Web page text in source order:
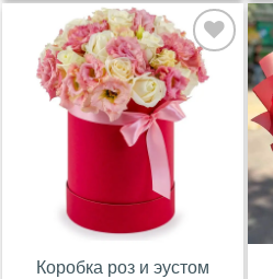
В
избранное
Коробка роз и эустом